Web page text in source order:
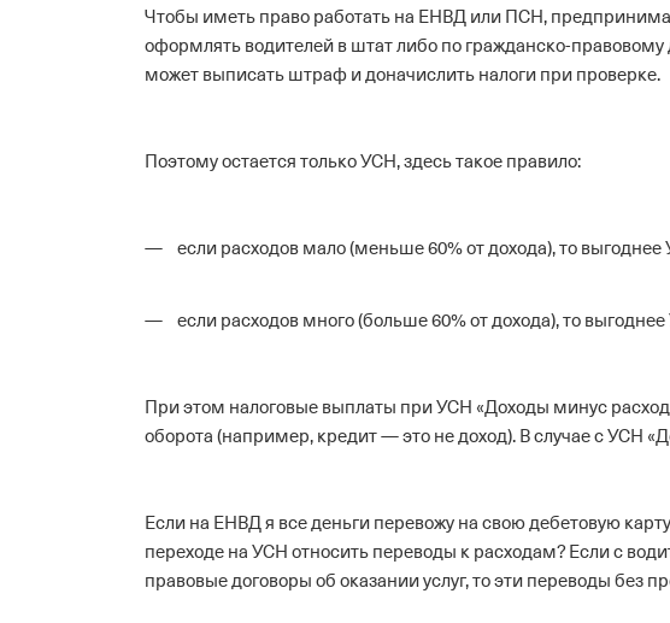
Чтобы иметь право работать на ЕНВД или ПСН,
оформлять водителей в штат либо по гражданско-
может выписать штраф и доначислить налоги при проверке.
Поэтому остается только УСН, здесь такое правило:
если расходов мало (меньше 60% от дохода), то выгоднее
если расходов много (больше 60% от дохода), то
При этом налоговые выплаты при УСН «Доходы минус
оборота (например, кредит — это не доход). В случае с УСН
Если на ЕНВД я все деньги перевожу на свою дебетовую
переходе на УСН относить переводы к расходам? Если с
правовые договоры об оказании услуг, то эти переводы без